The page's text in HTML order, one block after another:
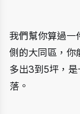
我們幫你算過一
側的大同區，你
多出3到5坪，
落。